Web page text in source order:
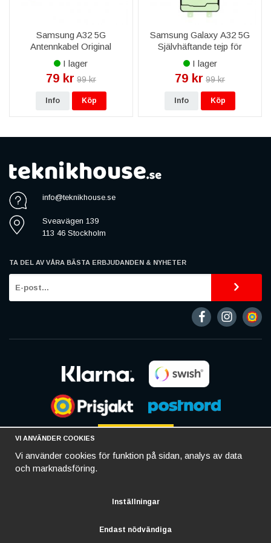
Alla delar är modellspecifika för Samsung Galaxy Samsung
Galaxy A32 5G och funktionstestade före leverans.
Ingår garanti?
Ja, livstidsgaranti på reservdelen, fri frakt över 999 kr och
leverans 1–3 vardagar.
Kan ni montera delen åt mig?
Ja, via vår mobilreparation byter vi skärm, batteri och baksida
Samsung A32 5G
Antennkabel Original
I lager
79 kr 99 kr
Info Köp
Samsung Galaxy A32 5G
Självhäftande tejp för
Baksida
I lager
79 kr 99 kr
Info Köp
info@teknikhouse.se
Sveavägen 139
113 46 Stockholm
TA DEL AV VÅRA BÄSTA ERBJUDANDEN & NYHETER
VI ANVÄNDER COOKIES
Vi använder cookies för funktion på sidan, analys av data
och marknadsföring.
Inställningar
Endast nödvändiga